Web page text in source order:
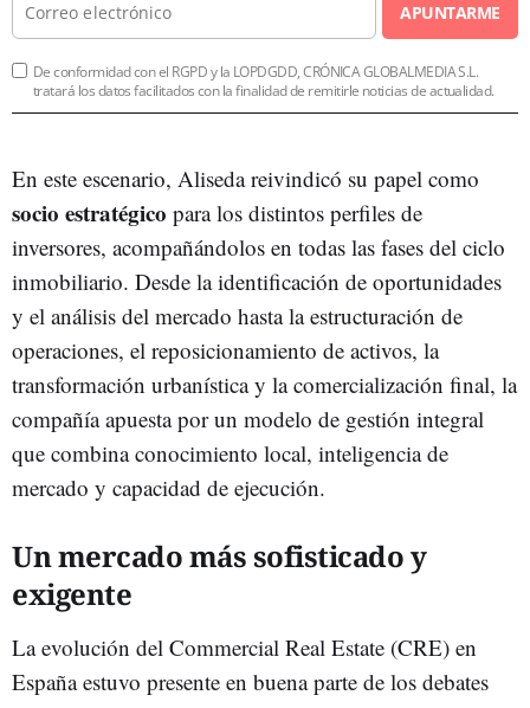
APUNTARME
De conformidad con el RGPD y la LOPDGDD, CRÓNICA GLOBALMEDIA S.L.
tratará los datos facilitados con la finalidad de remitirle noticias de actualidad.
En este escenario, Aliseda reivindicó su papel como
socio estratégico para los distintos perfiles de
inversores, acompañándolos en todas las fases del ciclo
inmobiliario. Desde la identificación de oportunidades
y el análisis del mercado hasta la estructuración de
operaciones, el reposicionamiento de activos, la
transformación urbanística y la comercialización final, la
compañía apuesta por un modelo de gestión integral
que combina conocimiento local, inteligencia de
mercado y capacidad de ejecución.
Un mercado más sofisticado y
exigente
La evolución del Commercial Real Estate (CRE) en
España estuvo presente en buena parte de los debates